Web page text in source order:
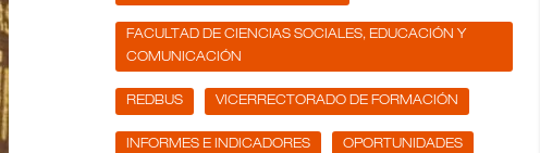
FACULTAD DE CIENCIAS SOCIALES, EDUCACIÓN Y
COMUNICACIÓN
REDBUS VICERRECTORADO DE FORMACIÓN
INFORMES E INDICADORES OPORTUNIDADES